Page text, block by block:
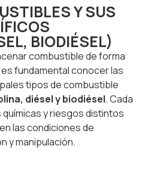
Y SUS
BIODIÉSEL)
combustible de forma
fundamental conocer las
tipos de combustible
diésel y biodiésel. Cada
y riesgos distintos
las condiciones de
y manipulación.